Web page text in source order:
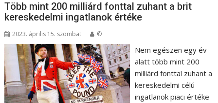
Több mint 200 milliárd fonttal zuhant a brit
kereskedelmi ingatlanok értéke
2023. április 15. szombat ©
Nem egészen egy év
alatt több mint 200
milliárd fonttal zuhant a
kereskedelmi célú
ingatlanok piaci értéke